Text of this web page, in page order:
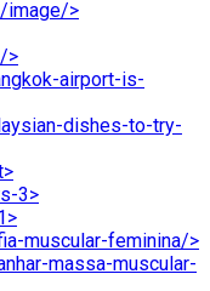
image/>
>
airport-is-
dishes-to-try-
3>
muscular-feminina/>
massa-muscular-